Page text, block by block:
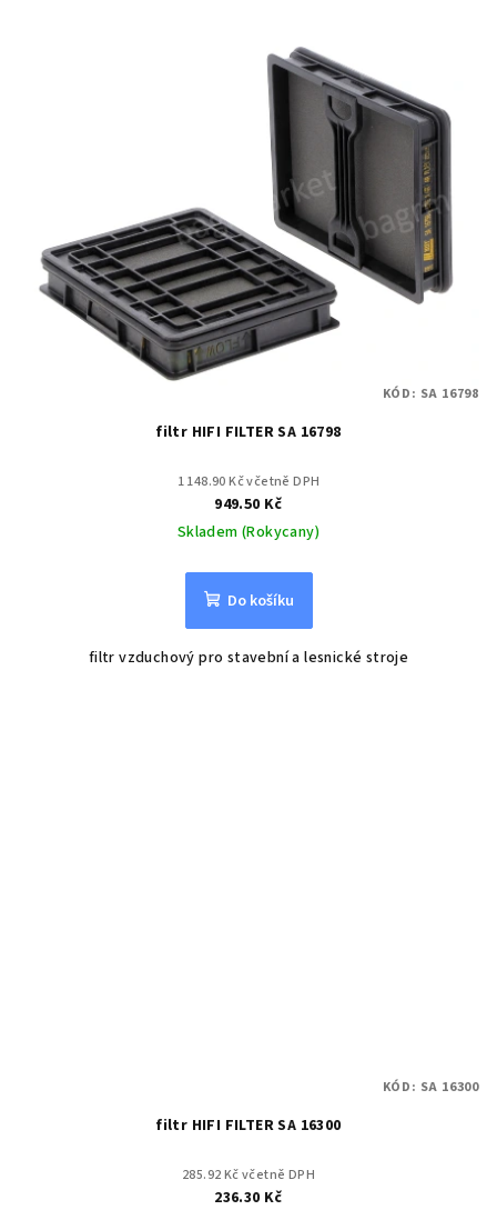
filtr HIFI FILTER SA 16798
1 148.90 Kč včetně DPH
949.50 Kč
Skladem (Rokycany)
Do košíku
filtr vzduchový pro stavební a lesnické stroje
KÓD: SA 16798
filtr HIFI FILTER SA 16300
285.92 Kč včetně DPH
236.30 Kč
KÓD: SA 16300